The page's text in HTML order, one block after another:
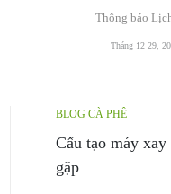
Thông báo
Tháng 12 29,
BLOG CÀ PHÊ
Cấu tạo máy
gặp